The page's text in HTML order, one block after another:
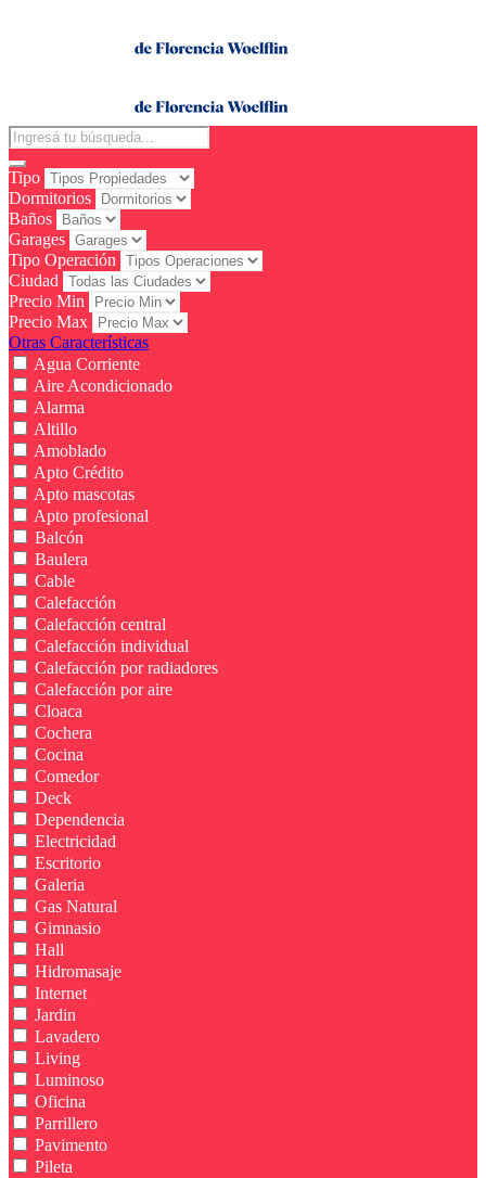
Tipo
Dormitorios
Baños
Garages
Tipo Operación
Ciudad
Precio Min
Precio Max
Otras Características
Agua Corriente
Aire Acondicionado
Alarma
Altillo
Amoblado
Apto Crédito
Apto mascotas
Apto profesional
Balcón
Baulera
Cable
Calefacción
Calefacción central
Calefacción individual
Calefacción por radiadores
Calefacción por aire
Cloaca
Cochera
Cocina
Comedor
Deck
Dependencia
Electricidad
Escritorio
Galeria
Gas Natural
Gimnasio
Hall
Hidromasaje
Internet
Jardin
Lavadero
Living
Luminoso
Oficina
Parrillero
Pavimento
Pileta